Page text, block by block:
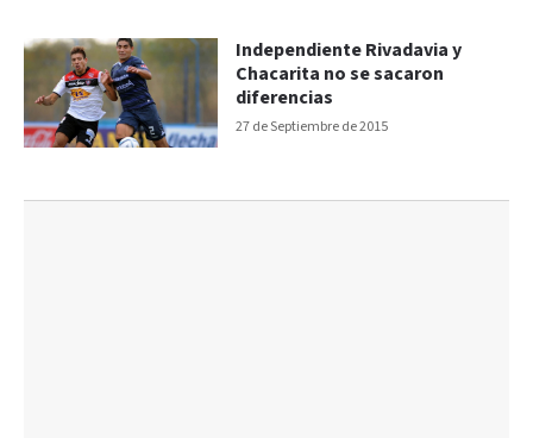
27 de Septiembre de 2015
Independiente Rivadavia y
Chacarita no se sacaron
diferencias